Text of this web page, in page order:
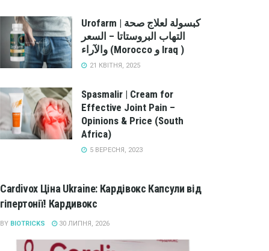
Urofarm | كبسولة لعلاج صحة
التهاب البروستاتا – السعر
والآراء (Morocco و Iraq )
21 КВІТНЯ, 2025
Spasmalir | Cream for
Effective Joint Pain –
Opinions & Price (South
Africa)
5 ВЕРЕСНЯ, 2023
Cardivox Ціна Ukraine: Кардівокс Капсули від
гіпертонії! Кардивокс
BY BIOTRICKS 30 ЛИПНЯ, 2026